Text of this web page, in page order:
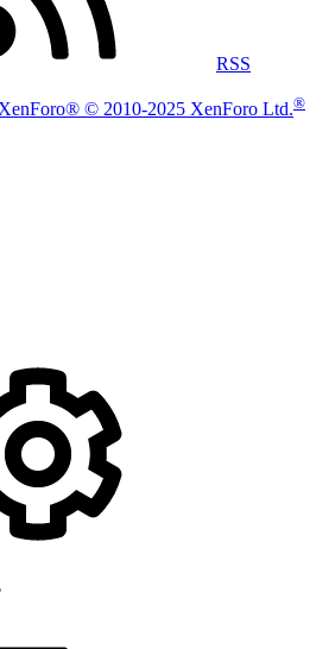
RSS
© 2010-2025 XenForo Ltd.®